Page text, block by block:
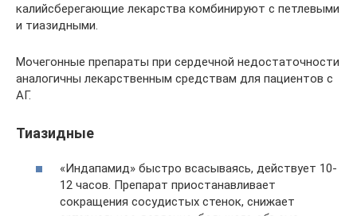
калийсберегающие лекарства комбинируют с петлевыми
и тиазидными.
Мочегонные препараты при сердечной недостаточности
аналогичны лекарственным средствам для пациентов с
АГ.
Тиазидные
«Индапамид» быстро всасываясь, действует 10-
12 часов. Препарат приостанавливает
сокращения сосудистых стенок, снижает